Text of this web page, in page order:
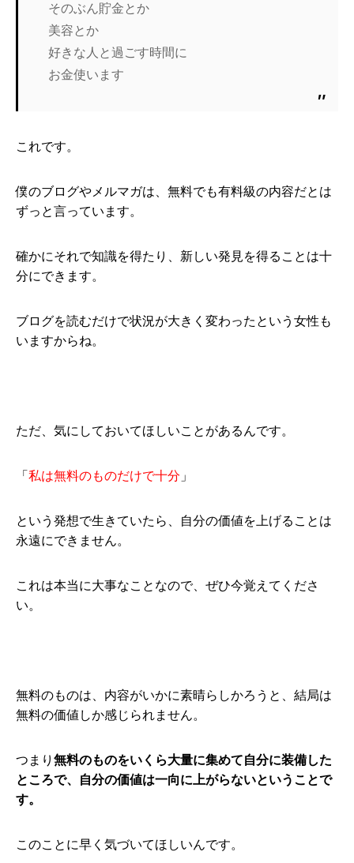
そのぶん貯金とか
美容とか
好きな人と過ごす時間に
お金使います
これです。
僕のブログやメルマガは、無料でも有料級の内容だとは
ずっと言っています。
確かにそれで知識を得たり、新しい発見を得ることは十
分にできます。
ブログを読むだけで状況が大きく変わったという女性も
いますからね。
ただ、気にしておいてほしいことがあるんです。
「 私は無料のものだけで十分 」
という発想で生きていたら、自分の価値を上げることは
永遠にできません。
これは本当に大事なことなので、ぜひ今覚えてくださ
い。
無料のものは、内容がいかに素晴らしかろうと、結局は
無料の価値しか感じられません。
つまり 無料のものをいくら大量に集めて自分に装備した
ところで、自分の価値は一向に上がらないということで
す。
このことに早く気づいてほしいんです。